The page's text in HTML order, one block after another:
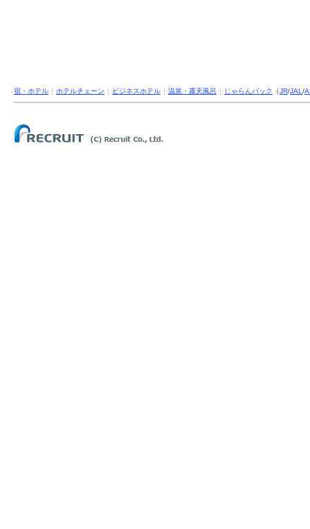
宿・ホテル ホテルチェーン ビジネスホテル 温泉・露天風呂 じゃらんパック （JR/JAL /